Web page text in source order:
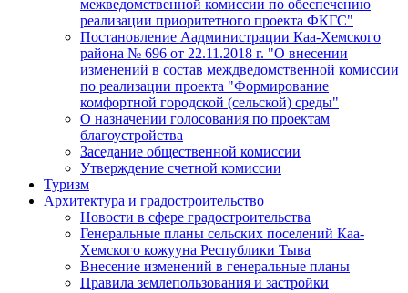
межведомственной комиссии по обеспечению
реализации приоритетного проекта ФКГС"
Постановление Аадминистрации Каа-Хемского
района № 696 от 22.11.2018 г. "О внесении
изменений в состав междведомственной комиссии
по реализации проекта "Формирование
комфортной городской (сельской) среды"
О назначении голосования по проектам
благоустройства
Заседание общественной комиссии
Утверждение счетной комиссии
Туризм
Архитектура и градостроительство
Новости в сфере градостроительства
Генеральные планы сельских поселений Каа-
Хемского кожууна Республики Тыва
Внесение изменений в генеральные планы
Правила землепользования и застройки